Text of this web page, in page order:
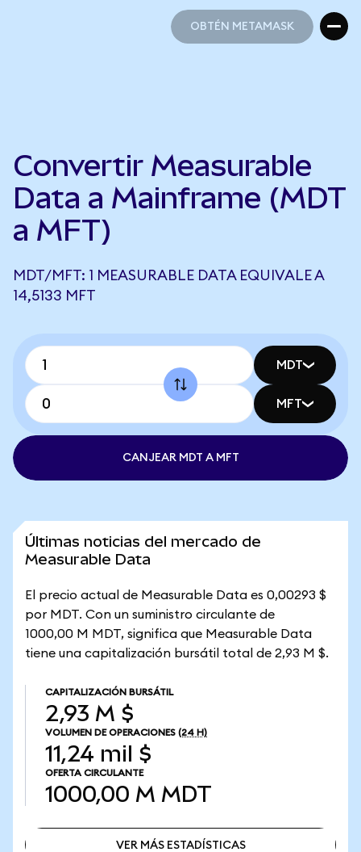
OBTÉN METAMASK
Convertir Measurable
Data a Mainframe (MDT
a MFT)
MDT/MFT: 1 MEASURABLE DATA EQUIVALE A
14,5133 MFT
MDT
MFT
CANJEAR MDT A MFT
Últimas noticias del mercado de
Measurable Data
El precio actual de Measurable Data es 0,00293 $
por MDT. Con un suministro circulante de
1000,00 M MDT, significa que Measurable Data
tiene una capitalización bursátil total de 2,93 M $.
CAPITALIZACIÓN BURSÁTIL
2,93 M $
VOLUMEN DE OPERACIONES (24 H)
11,24 mil $
OFERTA CIRCULANTE
1000,00 M MDT
VER MÁS ESTADÍSTICAS